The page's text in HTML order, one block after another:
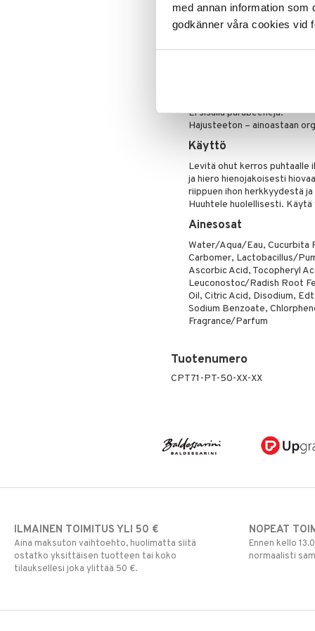
med annan information som
godkänner våra cookies vid
PÄÄAINSEOSAT &
Alumiinioksidikristallit –
Kurpitsaentsyymit –
Glykoolihappo (AHA-
Ei sisällä parabeeneja.
Hajusteeton – ainoastaan
Käyttö
Levitä ohut kerros puhtaalle
ja hiero hienojakoisesti
riippuen ihon herkkyydestä
Huuhtele huolellisesti.
Ainesosat
Water/Aqua/Eau, Cucurbita
Carbomer, Lactobacillus/
Ascorbic Acid, Tocopheryl
Leuconostoc/Radish Root
Oil, Citric Acid, Disodium,
Sodium Benzoate,
Fragrance/Parfum
Tuotenumero
CPT71-PT-50-XX-XX
ILMAINEN TOIMITUS YLI 50 €
Aina maksuton vaihtoehto, huolimatta siitä
ostatko yksittäisen tuotteen tai koko
tilauksellesi joka ylittää 50 €.
NOPEAT
Ennen kello
normaalisti